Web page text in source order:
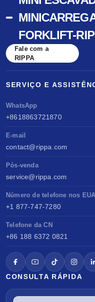
gratuito no
em marketing
Marca registada
da marca.
Kubota e da
manutenção fácil,
prazo.
FORKLIFT-
Fale com a
RIPPA
SERVIÇO E
WhatsApp
+8618863721870
E-mail
contact@rippa.com
Pós-venda
service@rippa.com
Número de telefone nos EUA
+1 877-747-7280
Telefone da CN
+86 188 6372 0821
CONSULTA RÁPIDA